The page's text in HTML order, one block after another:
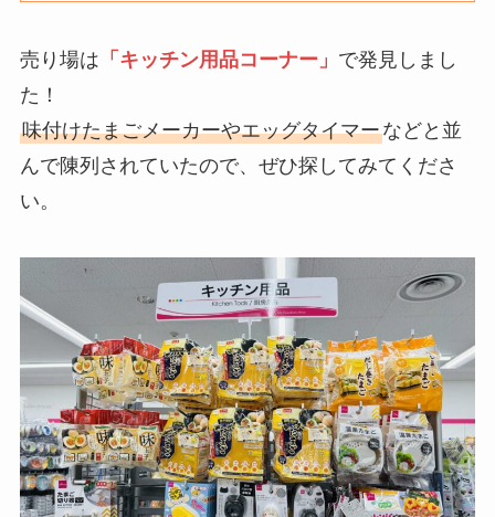
売り場は 「キッチン用品コーナー」 で発見しまし
た！
味付けたまごメーカーやエッグタイマーなどと並
んで陳列されていたので、ぜひ探してみてくださ
い。